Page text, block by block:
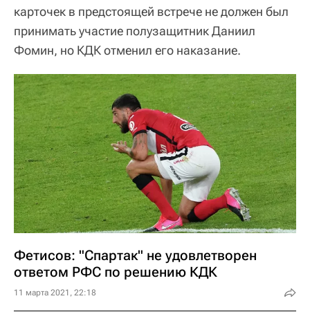
карточек в предстоящей встрече не должен был
принимать участие полузащитник Даниил
Фомин, но КДК отменил его наказание.
Фетисов: "Спартак" не удовлетворен
ответом РФС по решению КДК
11 марта 2021, 22:18